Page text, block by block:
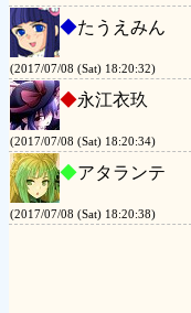
◆たうえみん
(2017/07/08 (Sat) 18:20:32)
◆永江衣玖
(2017/07/08 (Sat) 18:20:34)
◆アタランテ
(2017/07/08 (Sat) 18:20:38)